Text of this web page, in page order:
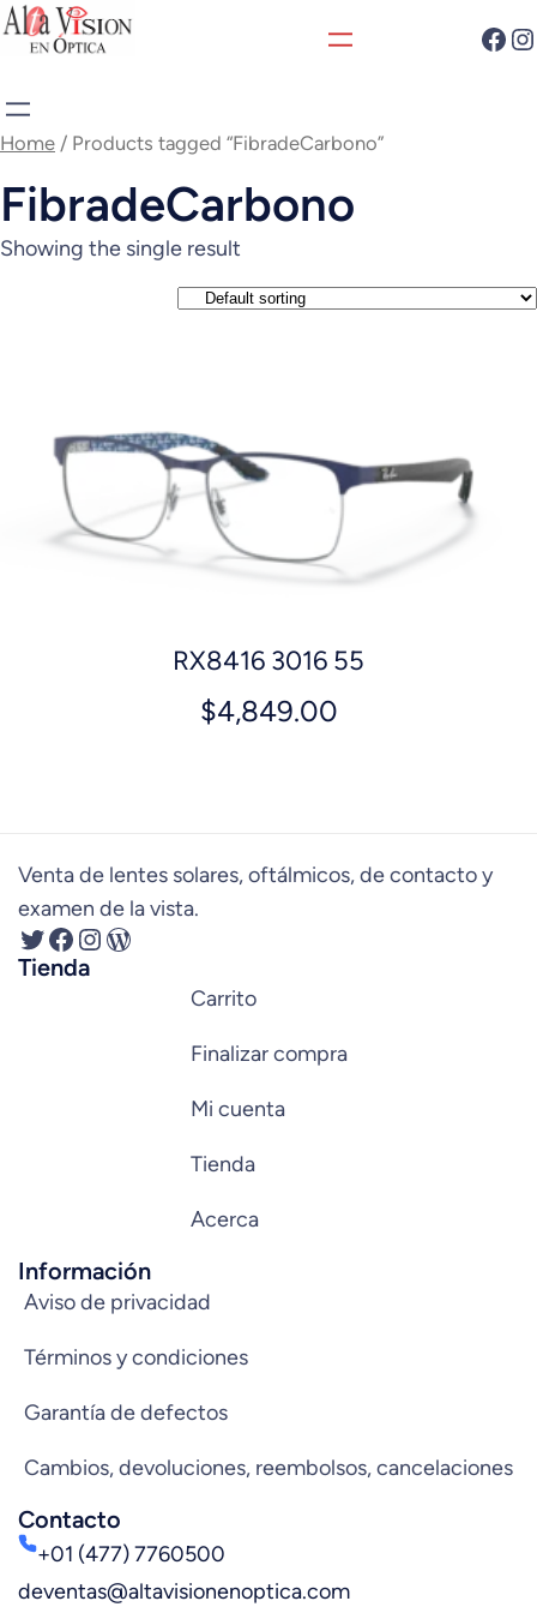
Home / Products tagged “FibradeCarbono”
FibradeCarbono
Showing the single result
RX8416 3016 55
$4,849.00
Venta de lentes solares, oftálmicos, de contacto y
examen de la vista.
Tienda
Carrito
Finalizar compra
Mi cuenta
Tienda
Acerca
Información
Aviso de privacidad
Términos y condiciones
Garantía de defectos
Cambios, devoluciones, reembolsos, cancelaciones
Contacto
+01 (477) 7760500
deventas@altavisionenoptica.com